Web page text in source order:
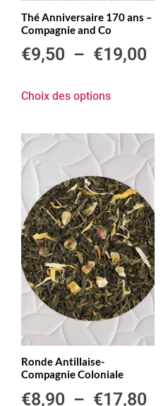
Thé Anniversaire 170 ans –
Compagnie and Co
€9,50 – €19,00
Choix des options
Ronde Antillaise-
Compagnie Coloniale
€8,90 – €17,80